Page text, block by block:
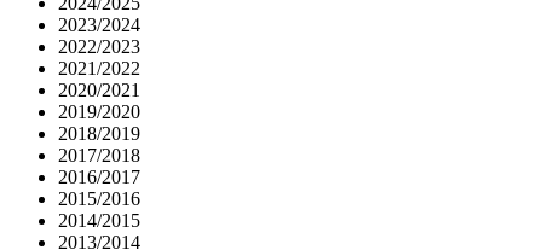
2023/2024
2022/2023
2021/2022
2020/2021
2019/2020
2018/2019
2017/2018
2016/2017
2015/2016
2014/2015
2013/2014